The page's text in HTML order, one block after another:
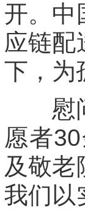
开。中
应链配
下，为
慰问
愿者
及敬老
我们以